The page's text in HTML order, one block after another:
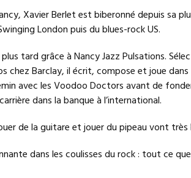
Xavier Berlet est biberonné depuis sa
London puis du blues-rock US.
tard grâce à Nancy Jazz Pulsations.
chez Barclay, il écrit, compose et joue
avec les Voodoo Doctors avant de
dans la banque à l’international.
de la guitare et jouer du pipeau vont très
dans les coulisses du rock : tout ce